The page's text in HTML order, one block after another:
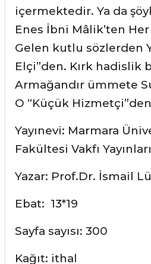
içermektedir. Ya da
Enes İbni Mâlik’ten
Gelen kutlu sözlerden
Elçi”den. Kırk hadislik
Armağandır ümmete
O “Küçük
Yayınevi: Marmara
Fakültesi Vakfı Yayınları
Yazar: Prof.Dr. İsmail
Ebat: 13*19
Sayfa sayısı: 300
Kağıt: ithal